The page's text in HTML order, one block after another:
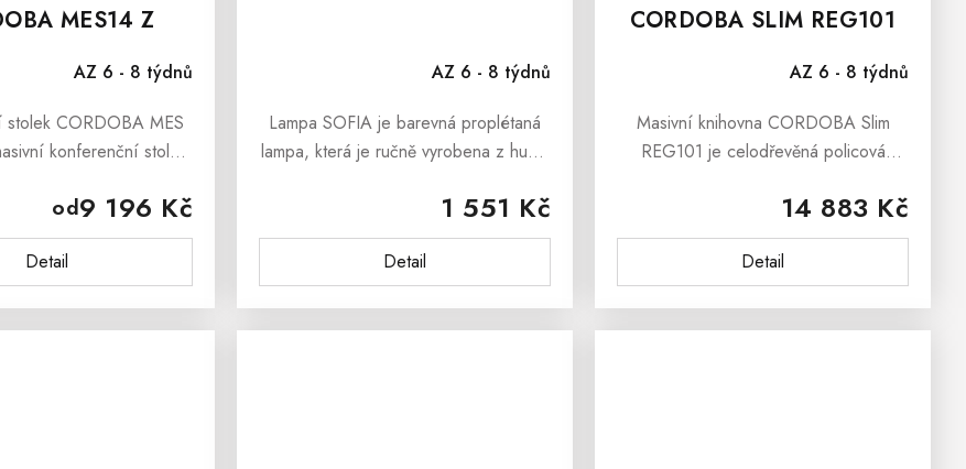
MES14 Z
AZ 6 - 8 týdnů
od9 196 Kč
Detail
stolek CORDOBA MES
konferenční stolek
Vaším interiérům teplé
design....
AZ 6 - 8 týdnů
1 551 Kč
Detail
Lampa SOFIA je barevná proplétaná
lampa, která je ručně vyrobena z hustě
ideální lampa do dětského pokoje pro
vaše ratolesti. Váš interiér...
CORDOBA SLIM REG101
AZ 6 - 8 týdnů
14 883 Kč
Detail
Masivní knihovna CORDOBA Slim
REG101 je celodřevěná policová
úkryt pro Vaše oblíbené knihy či
dekorační předměty.Masivní
knihovna CORDOBA Slim...